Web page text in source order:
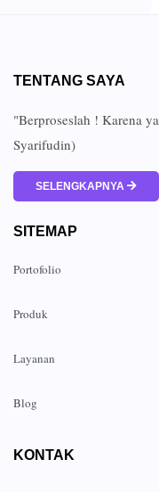
TENTANG SAYA
"Berproseslah ! Karena
Syarifudin)
SELENGKAPNYA
SITEMAP
Portofolio
Produk
Layanan
Blog
KONTAK